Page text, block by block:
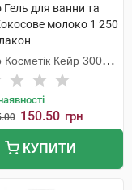
Гель для ванни та
молоко 1 250
Косметік Кейр 3000
150.50 грн
КУПИТИ